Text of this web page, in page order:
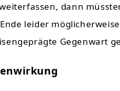
dann
leider
Gegenwart